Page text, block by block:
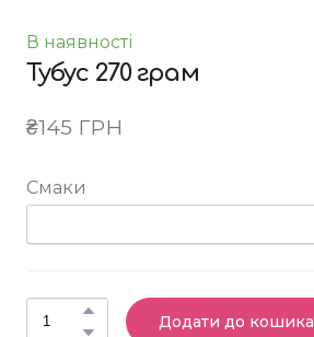
В наявності
Тубус 270 грам
₴145 ГРН
Смаки
Додати до кошика